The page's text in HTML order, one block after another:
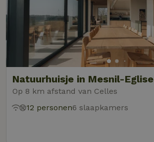
Natuurhuisje in Mesnil-Eglise
Op 8 km afstand van Celles
12 personen6 slaapkamers